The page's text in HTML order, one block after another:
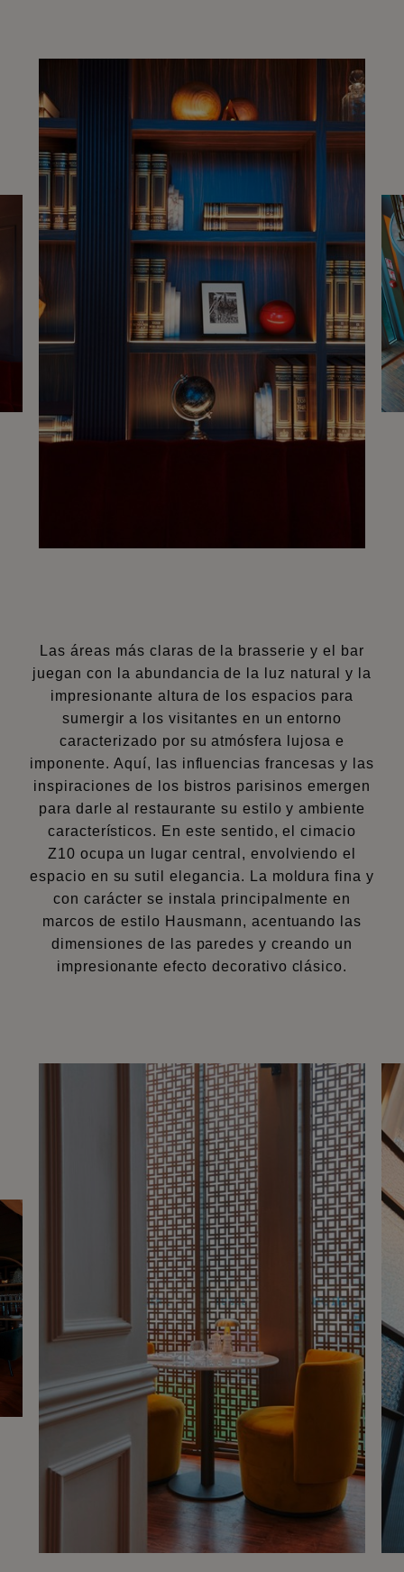
Las áreas más claras de la brasserie y el bar
juegan con la abundancia de la luz natural y la
impresionante altura de los espacios para
sumergir a los visitantes en un entorno
caracterizado por su atmósfera lujosa e
imponente. Aquí, las influencias francesas y las
inspiraciones de los bistros parisinos emergen
para darle al restaurante su estilo y ambiente
característicos. En este sentido, elcimacio
Z10 ocupa un lugar central, envolviendo el
espacio en su sutil elegancia. La moldura fina y
con carácter se instala principalmente en
marcos de estilo Hausmann, acentuando las
dimensiones de las paredes y creando un
impresionante efecto decorativo clásico.